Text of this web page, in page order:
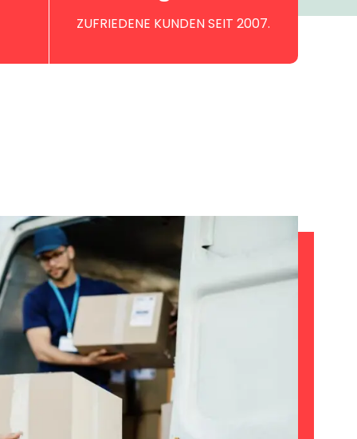
ZUFRIEDENE KUNDEN SEIT 2007.